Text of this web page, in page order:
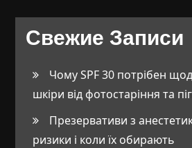
Свежие Записи
Чому SPF 30 потрібен
шкіри від фотостаріння та
Презервативи з
ризики і коли їх обирають